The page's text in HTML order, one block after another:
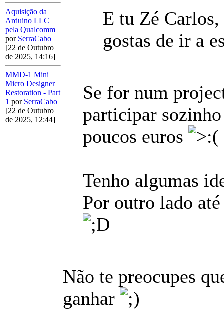
Aquisição da
Arduino LLC
pela Qualcomm
por SerraCabo
[22 de Outubro
de 2025, 14:16]
MMD-1 Mini
Micro Designer
Restoration - Part
1 por SerraCabo
[22 de Outubro
de 2025, 12:44]
E tu Zé
gostas de ir a
Se for num
participar
poucos euros
Tenho algumas
Por outro lado
Não te preocupes
ganhar